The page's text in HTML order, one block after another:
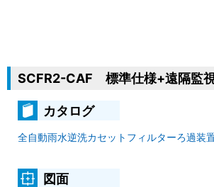
SCFR2-CAF 標準仕様+遠隔監
カタログ
全自動雨水逆洗カセットフィルターろ過装
図面